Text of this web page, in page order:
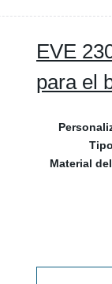
EVE
para el
Material